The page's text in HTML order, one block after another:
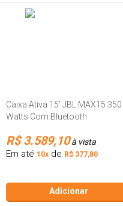
Caixa Ativa 15' JBL MAX15 350
Watts Com Bluetooth
R$ 3.589,10à vista
Em até 10x de R$ 377,80
Adicionar